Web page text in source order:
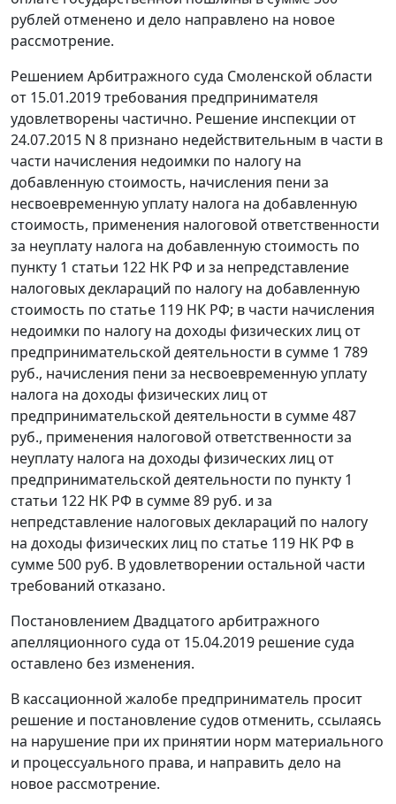
рублей отменено и дело направлено на новое
рассмотрение.
Решением Арбитражного суда Смоленской области
от 15.01.2019 требования предпринимателя
удовлетворены частично. Решение инспекции от
24.07.2015 N 8 признано недействительным в части в
части начисления недоимки по налогу на
добавленную стоимость, начисления пени за
несвоевременную уплату налога на добавленную
стоимость, применения налоговой ответственности
за неуплату налога на добавленную стоимость по
пункту 1 статьи 122 НК РФ и за непредставление
налоговых деклараций по налогу на добавленную
стоимость по статье 119 НК РФ; в части начисления
недоимки по налогу на доходы физических лиц от
предпринимательской деятельности в сумме 1 789
руб., начисления пени за несвоевременную уплату
налога на доходы физических лиц от
предпринимательской деятельности в сумме 487
руб., применения налоговой ответственности за
неуплату налога на доходы физических лиц от
предпринимательской деятельности по пункту 1
статьи 122 НК РФ в сумме 89 руб. и за
непредставление налоговых деклараций по налогу
на доходы физических лиц по статье 119 НК РФ в
сумме 500 руб. В удовлетворении остальной части
требований отказано.
Постановлением Двадцатого арбитражного
апелляционного суда от 15.04.2019 решение суда
оставлено без изменения.
В кассационной жалобе предприниматель просит
решение и постановление судов отменить, ссылаясь
на нарушение при их принятии норм материального
и процессуального права, и направить дело на
новое рассмотрение.